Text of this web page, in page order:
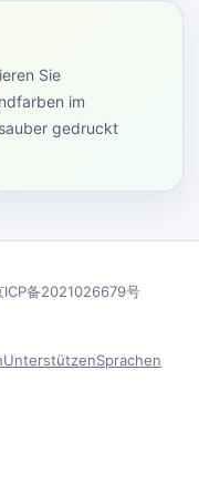
Sie
im
gedruckt
备2021026679号
UnterstützenSprachen